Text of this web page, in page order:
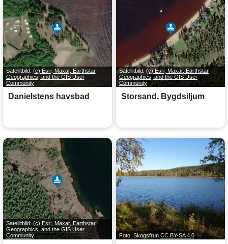
Satellitbild: (c) Esri, Maxar, Earthstar
Geographics, and the GIS User
Community
Danielstens havsbad
Satellitbild:(c) Esri, Maxar, Earthstar
Geographics, and the GIS User
Community
Storsand, Bygdsiljum
Satellitbild:(c) Esri, Maxar, Earthstar
Geographics, and the GIS User
Community
Foto: Skogsfrun CC BY-SA 4.0